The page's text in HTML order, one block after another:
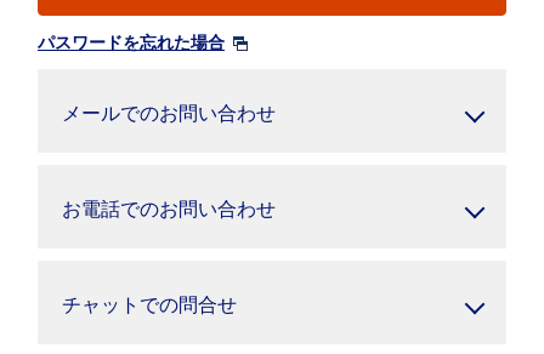
パスワードを忘れた場合
メールでのお問い合わせ
お電話でのお問い合わせ
チャットでの問合せ